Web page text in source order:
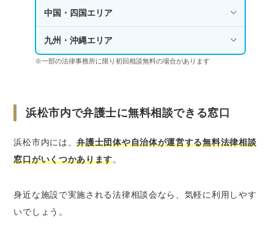
中国・四国エリア
九州・沖縄エリア
※一部の法律事務所に限り初回相談無料の場合があります
浜松市内で弁護士に無料相談できる窓口
浜松市内には、弁護士団体や自治体が運営する無料法律相談
窓口がいくつかあります。
身近な施設で実施される法律相談会なら、気軽に利用しやす
いでしょう。